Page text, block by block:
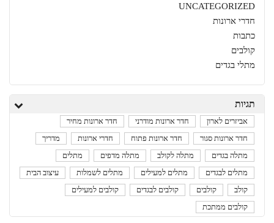
UNCATEGORIZED
חדרי ארונות
כתבות
קולבים
מתלי בגדים
תגיות
אביזרים לארון חדר ארונות מודרני
חדר ארונות מחיר
חדר ארונות סגור
חדר ארונות פתוח חדרי ארונות
מדריך
מתלה בגדים
מתלה לקולב מתלה מדפים
מתלים
מתלים לבגדים
מתלים למעילים מתלים לשמלות
עיצוב הבית
קולב
קולבים קולבים לבגדים
קולבים למעילים
קולבים ממתכת